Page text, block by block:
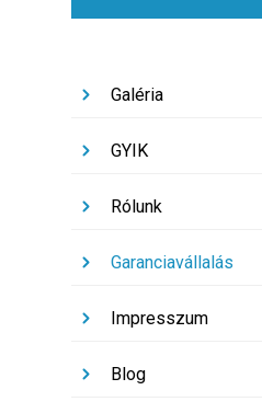
Galéria
GYIK
Rólunk
Garanciavállalás
Impresszum
Blog